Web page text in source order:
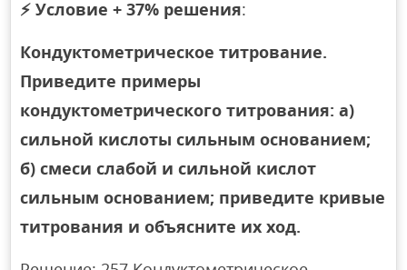
⚡ Условие + 37% решения:
Кондуктометрическое титрование.
Приведите примеры
кондуктометрического титрования: а)
сильной кислоты сильным основанием;
б) смеси слабой и сильной кислот
сильным основанием; приведите кривые
титрования и объясните их ход.